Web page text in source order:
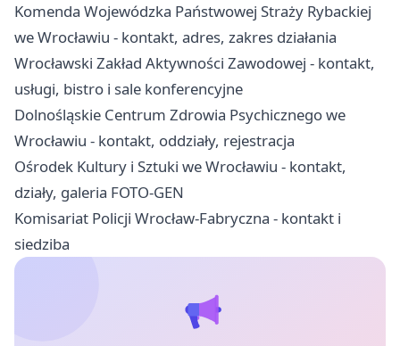
Komenda Wojewódzka Państwowej Straży Rybackiej
we Wrocławiu - kontakt, adres, zakres działania
Wrocławski Zakład Aktywności Zawodowej - kontakt,
usługi, bistro i sale konferencyjne
Dolnośląskie Centrum Zdrowia Psychicznego we
Wrocławiu - kontakt, oddziały, rejestracja
Ośrodek Kultury i Sztuki we Wrocławiu - kontakt,
działy, galeria FOTO-GEN
Komisariat Policji Wrocław-Fabryczna - kontakt i
siedziba